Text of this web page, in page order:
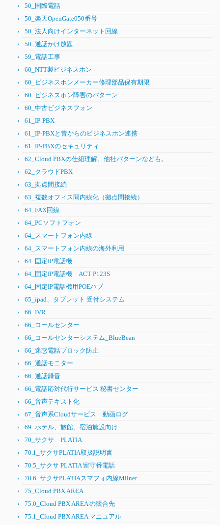
50_国際電話
50_楽天OpenGate050番号
50_法人向けインターネット回線
50_通話かけ放題
59_電話工事
60_NTT製ビジネスホン
60_ビジネスホンメーカー修理部品保有期限
60_ビジネスホン障害のパターン
60_中古ビジネスフォン
61_IP-PBX
61_IP-PBXと昔からのビジネスホン連携
61_IP-PBXのセキュリティ
62_Cloud PBXの仕組理解、他社パターンなども。
62_クラウドPBX
63_拠点間接続
63_複数オフィス間内線化（拠点間接続）
64_FAX回線
64_PCソフトフォン
64_スマートフォン内線
64_スマートフォン内線の海外利用
64_固定IP電話機
64_固定IP電話機 ACT P123S
64_固定IP電話機用POEハブ
65_ipad、タブレット 受付システム
66_IVR
66_コールセンター
66_コールセンターシステム_BlueBean
66_迷惑電話ブロック防止
66_通話モニター
66_通話録音
66_電話応対代行サービス 秘書センター
66_音声テキスト化
67_音声系Cloudサービス 動画ログ
69_ホテル、旅館、宿泊施設向け
70_サクサ PLATIA
70.1_サクサPLATIA取扱説明書
70.5_サクサ PLATIA 留守番電話
70.6_サクサPLATIAスマフォ内線Mliner
75_Cloud PBX AREA
75.0_Cloud PBX AREA の競合先
75.1_Cloud PBX AREA マニュアル